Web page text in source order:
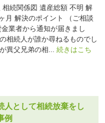
続関係図 遺産総額 不明 解
月 解決のポイント （ご相談
業者から通知が届きまし
相続人が誰か尋ねるものでし
異父兄弟の相... 続きはこち
人として相続放棄をし
例